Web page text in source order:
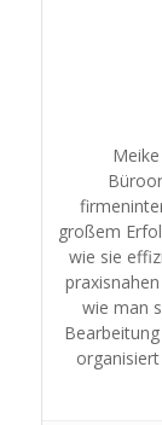
großem
wie sie
wie man